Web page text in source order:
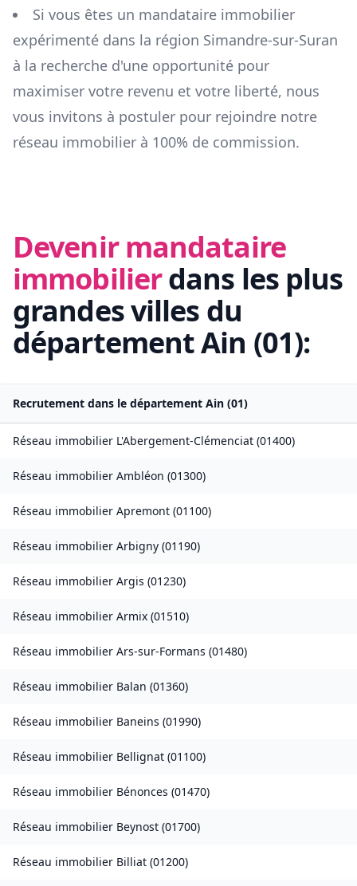
Si vous êtes un mandataire immobilier
expérimenté dans la région Simandre-sur-Suran
à la recherche d'une opportunité pour
maximiser votre revenu et votre liberté, nous
vous invitons à postuler pour rejoindre notre
réseau immobilier à 100% de commission.
Devenir mandataire
immobilierdans les plus
grandes villes du
départementAin (01):
Recrutement dans le département Ain (01)
Réseau immobilier L'Abergement-Clémenciat (01400)
Réseau immobilier Ambléon (01300)
Réseau immobilier Apremont (01100)
Réseau immobilier Arbigny (01190)
Réseau immobilier Argis (01230)
Réseau immobilier Armix (01510)
Réseau immobilier Ars-sur-Formans (01480)
Réseau immobilier Balan (01360)
Réseau immobilier Baneins (01990)
Réseau immobilier Bellignat (01100)
Réseau immobilier Bénonces (01470)
Réseau immobilier Beynost (01700)
Réseau immobilier Billiat (01200)